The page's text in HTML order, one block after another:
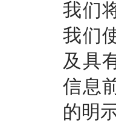
我们
我们
及具
信息
的明